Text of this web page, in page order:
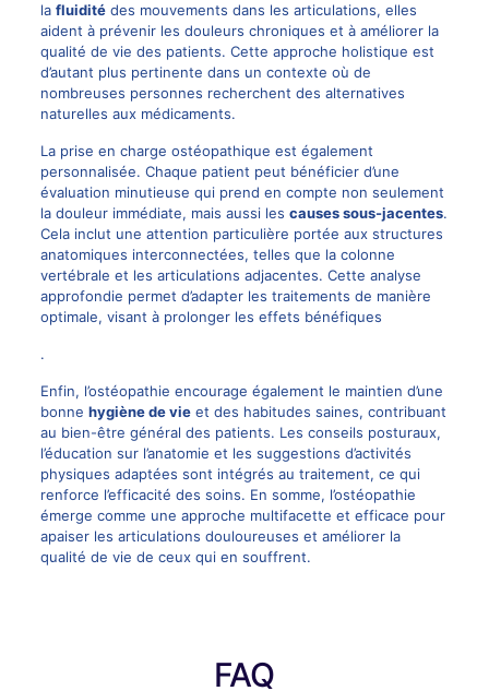
la fluiditédes mouvements dans les articulations, elles
aident à prévenir les douleurs chroniques et à améliorer la
qualité de vie des patients. Cette approche holistique est
d’autant plus pertinente dans un contexte où de
nombreuses personnes recherchent des alternatives
naturelles aux médicaments.
La prise en charge ostéopathique est également
personnalisée. Chaque patient peut bénéficier d’une
évaluation minutieuse qui prend en compte non seulement
la douleur immédiate, mais aussi les causes sous-jacentes.
Cela inclut une attention particulière portée aux structures
anatomiques interconnectées, telles que la colonne
vertébrale et les articulations adjacentes. Cette analyse
approfondie permet d’adapter les traitements de manière
optimale, visant à prolonger les effets bénéfiques
.
Enfin, l’ostéopathie encourage également le maintien d’une
bonne hygiène de vieet des habitudes saines, contribuant
au bien-être général des patients. Les conseils posturaux,
l’éducation sur l’anatomie et les suggestions d’activités
physiques adaptées sont intégrés au traitement, ce qui
renforce l’efficacité des soins. En somme, l’ostéopathie
émerge comme une approche multifacette et efficace pour
apaiser les articulations douloureuses et améliorer la
qualité de vie de ceux qui en souffrent.
FAQ